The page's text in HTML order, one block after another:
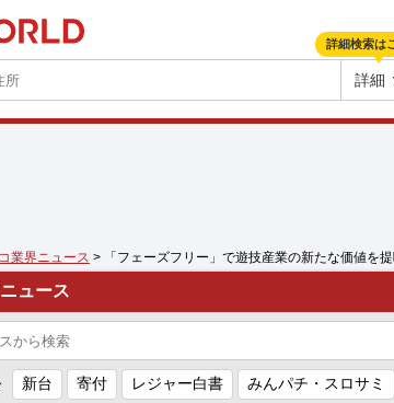
詳細
詳細検索は
業界ニュース > 「フェーズフリー」で遊技産業の新たな価値を
ュース
新台 寄付 レジャー白書 みんパチ・スロサミ